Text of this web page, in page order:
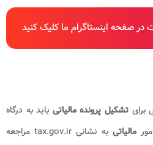
در صفحه اینستاگرام ما کلیک کنید
تشکیل پرونده مالیاتی باید به درگاه
مالیاتی
به نشانی tax.gov.ir مراجعه